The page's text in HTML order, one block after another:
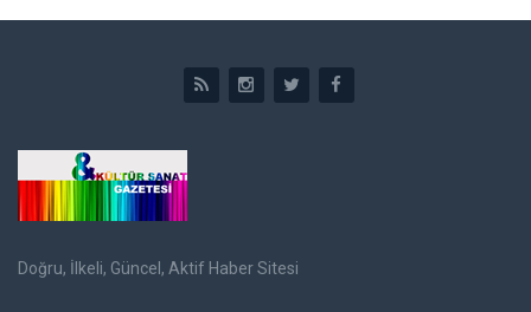
Doğru, İlkeli, Güncel, Aktif Haber Sitesi